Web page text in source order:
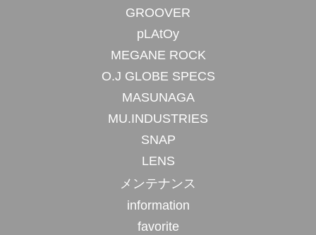
GROOVER
pLAtOy
MEGANE ROCK
O.J GLOBE SPECS
MASUNAGA
MU.INDUSTRIES
SNAP
LENS
メンテナンス
information
favorite